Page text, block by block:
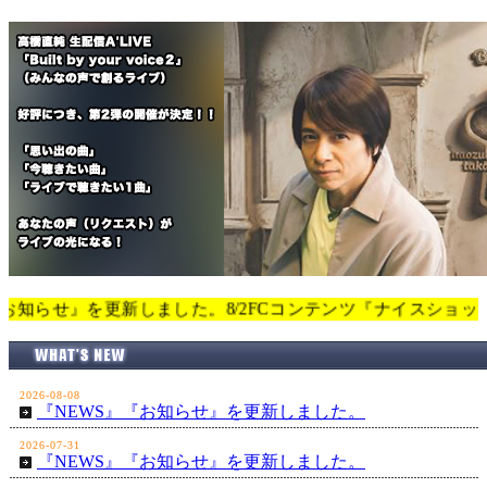
更新しました。8/2FCコンテンツ『ナイスショット』を更
2026-08-08
『NEWS』『お知らせ』を更新しました。
2026-07-31
『NEWS』『お知らせ』を更新しました。